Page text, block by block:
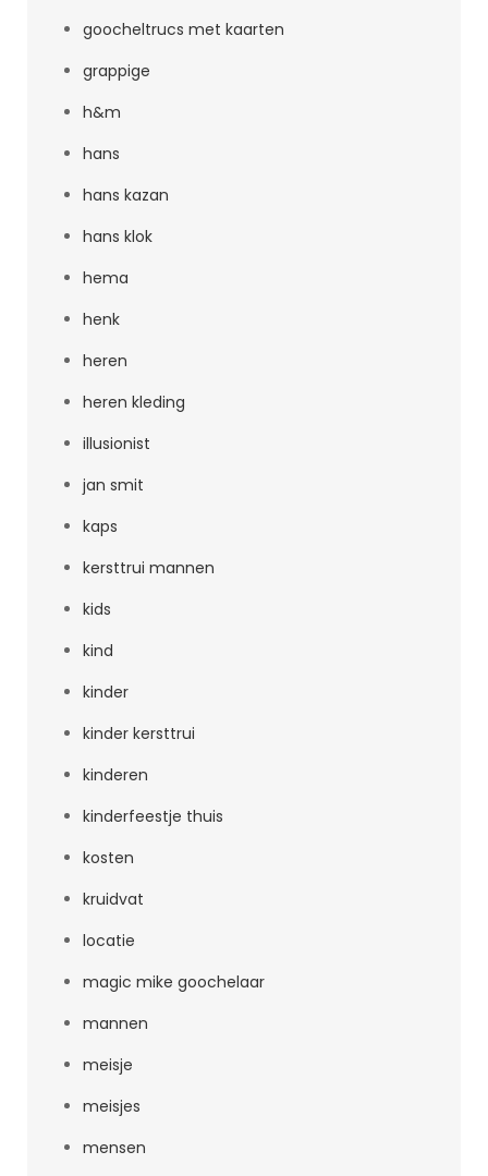
goocheltrucs met kaarten
grappige
h&m
hans
hans kazan
hans klok
hema
henk
heren
heren kleding
illusionist
jan smit
kaps
kersttrui mannen
kids
kind
kinder
kinder kersttrui
kinderen
kinderfeestje thuis
kosten
kruidvat
locatie
magic mike goochelaar
mannen
meisje
meisjes
mensen